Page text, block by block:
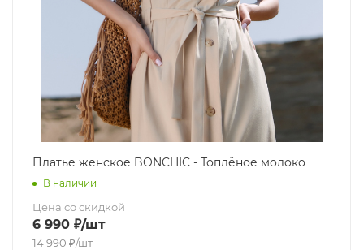
Платье женское BONCHIC - Топлёное молоко
В наличии
Цена со скидкой
6 990 ₽/шт
14 990₽/шт